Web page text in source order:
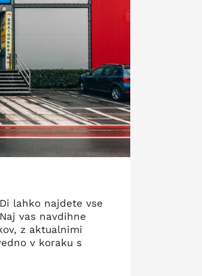
lahko najdete vse
vas navdihne
z aktualnimi
v koraku s